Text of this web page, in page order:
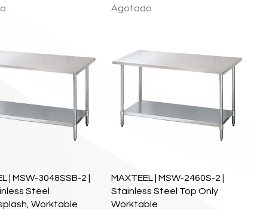
Agotado
Vista rápida
| MSW-3048SSB-2 |
Steel
Worktable
Vista rápida
MAXTEEL | MSW-2460S-2 |
Stainless Steel Top Only
Worktable